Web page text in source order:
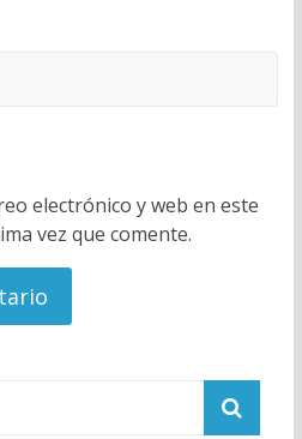
electrónico y web en este
vez que comente.